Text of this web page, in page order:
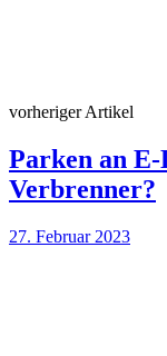
vorheriger Artikel
Parken an
Verbrenner?
27. Februar 2023